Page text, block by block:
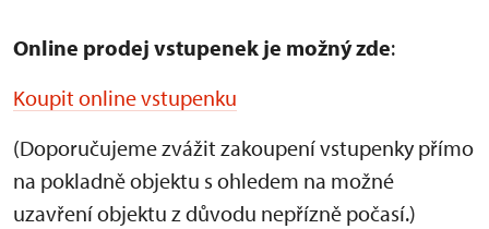
Online prodej vstupenek je možný zde:
Koupit online vstupenku
(Doporučujeme zvážit zakoupení vstupenky přímo
na pokladně objektu s ohledem na možné
uzavření objektu z důvodu nepřízně počasí.)